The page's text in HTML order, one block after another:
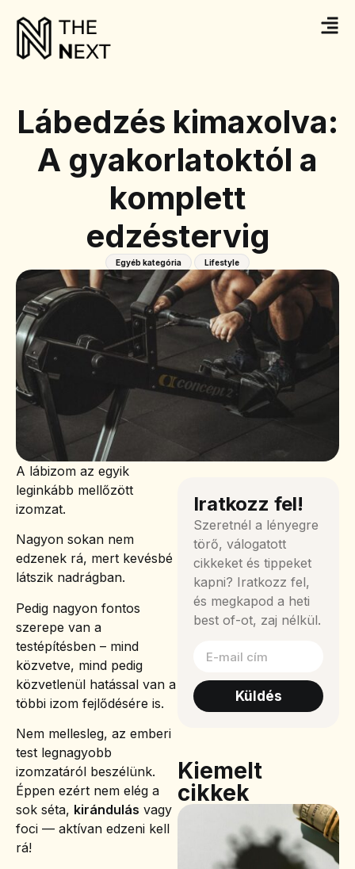
Lábedzés kimaxolva:
A gyakorlatoktól a
komplett
edzéstervig
Egyéb kategória Lifestyle
A lábizom az egyik
leginkább mellőzött
izomzat.
Nagyon sokan nem
edzenek rá, mert kevésbé
látszik nadrágban.
Pedig nagyon fontos
szerepe van a
testépítésben – mind
közvetve, mind pedig
közvetlenül hatással van a
többi izom fejlődésére is.
Nem mellesleg, az emberi
test legnagyobb
izomzatáról beszélünk.
Éppen ezért nem elég a
sok séta, kirándulás vagy
foci — aktívan edzeni kell
rá!
Iratkozz fel!
Szeretnél a lényegre
törő, válogatott
cikkeket és tippeket
kapni? Iratkozz fel,
és megkapod a heti
best of-ot, zaj nélkül.
Küldés
Kiemelt
cikkek